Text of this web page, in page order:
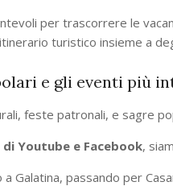
per trascorrere le
turistico insieme a
e gli eventi più
feste patronali, e sagre
Youtube e Facebook,
Galatina, passando per